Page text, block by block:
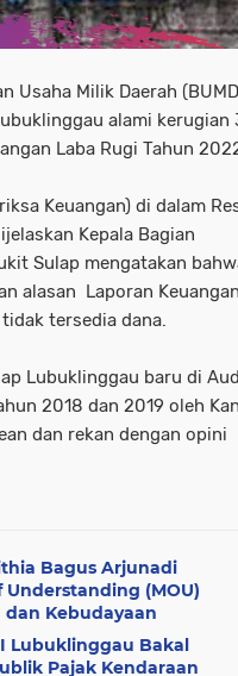
Usaha Milik Daerah
alami kerugian
Laba Rugi Tahun
Keuangan) di dalam
Kepala Bagian
Sulap mengatakan
alasan Laporan Keuangan
tersedia dana.
Lubuklinggau baru di
2018 dan 2019 oleh
dan rekan dengan opini
Bagus Arjunadi
(MOU)
dan Kebudayaan
Lubuklinggau Bakal
Pajak Kendaraan